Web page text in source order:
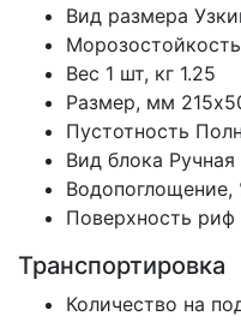
Вид размера
Морозостойкость
Вес 1 шт, кг 1.25
Размер, мм
Пустотность
Вид блока
Водопоглощение,
Поверхность риф
Транспортировка
Количество на